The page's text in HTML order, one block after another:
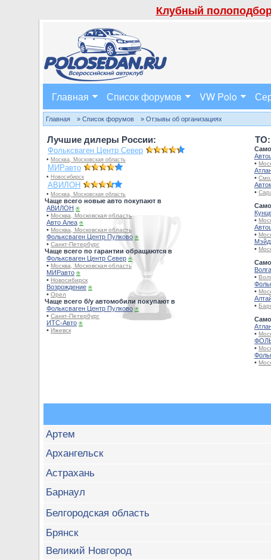
Клубный
Главная Список форумов VW Polo
Главная » Список форумов » Отзывы об организациях
Лучшие дилеры России:
Фольксваген Центр Север
• Москва, Московская область
МИРавто
• Новосибирск
АВИЛОН
• Москва, Московская область
Чаще всего новые авто покупают в
АВИЛОН ⍟
• Москва, Московская область
Авто Алеа ⍟
• Москва, Московская область
Фольксваген Центр Пулково ⍟
• Санкт-Петербург
Чаще всего по гарантии обращаются в
Фольксваген Центр Север ⍟
• Москва, Московская область
МИРавто ⍟
• Новосибирск
Возрождение ⍟
• Орел
Чаще всего б/у автомобили покупают в
Фольксваген Центр Пулково ⍟
• Санкт-Петербург
ИТС-Авто ⍟
• Ижевск
TO:
•
•
•
•
•
•
•
•
•
•
•
•
Артем
Архангельск
Астрахань
Барнаул
Белгородская область
Брянск
Великий Новгород